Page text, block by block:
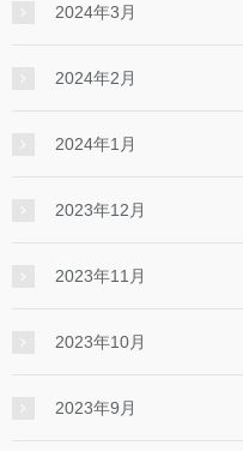
2024年3月
2024年2月
2024年1月
2023年12月
2023年11月
2023年10月
2023年9月